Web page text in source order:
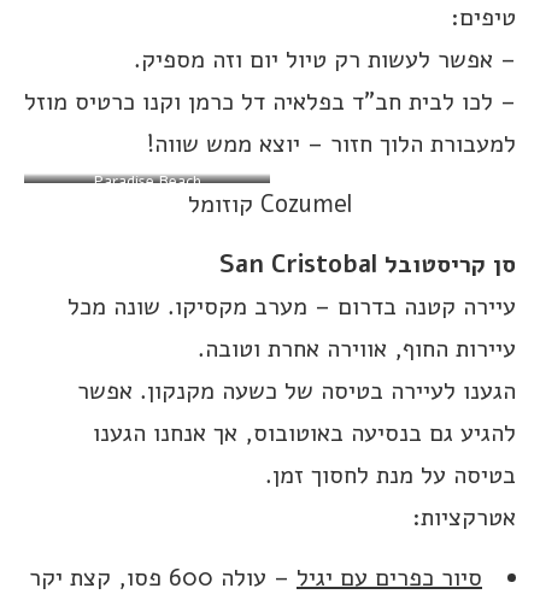
טיפים:
– אפשר לעשות רק טיול יום וזה מספיק.
– לכו לבית חב”ד בפלאיה דל כרמן וקנו כרטיס מוזל
למעבורת הלוך חזור – יוצא ממש שווה!
Paradise Beach
Cozumel קוזומל
סן קריסטובל San Cristobal
עיירה קטנה בדרום – מערב מקסיקו. שונה מכל
עיירות החוף, אווירה אחרת וטובה.
הגענו לעיירה בטיסה של כשעה מקנקון. אפשר
להגיע גם בנסיעה באוטובוס, אך אנחנו הגענו
בטיסה על מנת לחסוך זמן.
אטרקציות:
סיור כפרים עם יגיל
– עולה 600 פסו, קצת יקר